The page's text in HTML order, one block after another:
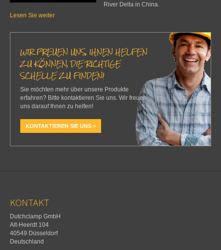
River Delta in China.
Lesen Sie weiter
WIR FREUEN UNS, IHNEN HELFEN
ZU KÖNNEN, DIE RICHTIGE
SCHELLE ZU FINDEN!
Sie möchten mehr über unsere Produkte
erfahren? Bitte kontaktieren Sie uns. Wir freuen
uns darauf Ihnen zu helfen!
KONTAKTIEREN SIE UNS >
KONTAKT
Dutchclamp GmbH
Alt-Heerdt 104
40549 Düsseldorf
Deutschland